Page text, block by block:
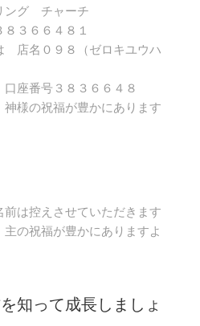
ング チャーチ
３６６４８１
店名０９８（ゼロキユウハ
座番号３８３６６４８
様の祝福が豊かにあります
は控えさせていただきます
の祝福が豊かにありますよ
知って成長しましょ